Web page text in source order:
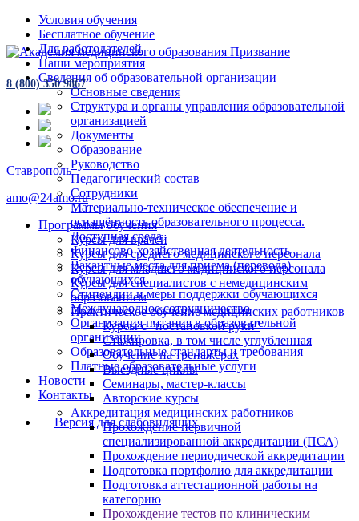
Условия обучения
Бесплатное обучение
Для работодателей
Наши мероприятия
Сведения об образовательной организации
Основные сведения
Структура и органы управления образовательной
организацией
Документы
Образование
Руководство
Педагогический состав
Сотрудники
Материально-техническое обеспечение и
оснащённость образовательного процесса.
Доступная среда
Финансово-хозяйственная деятельность
Вакантные места для приема (перевода)
обучающихся
Стипендии и меры поддержки обучающихся
Международное сотрудничество
Организация питания в образовательной
организации
Образовательные стандарты и требования
Платные образовательные услуги
Новости
Контакты
Версия для слабовидящих
8 (800) 350 9867
Ставрополь
amo@24amo.ru
Программы обучения
Курсы для врачей
Курсы для среднего медицинского персонала
Курсы для младшего медицинского персонала
Курсы для специалистов с немедицинским
образованием
Практическое обучение медицинских работников
Курсы с "постановкой руки"
Стажировка, в том числе углубленная
Обучение на тренажёрах
Выездные циклы
Семинары, мастер-классы
Авторские курсы
Аккредитация медицинских работников
Прохождение первичной
специализированной аккредитации (ПСА)
Прохождение периодической аккредитации
Подготовка портфолио для аккредитации
Подготовка аттестационной работы на
категорию
Прохождение тестов по клиническим